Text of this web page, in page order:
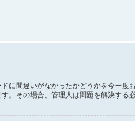
に間違いがなかったかどうかを今一
。その場合、管理人は問題を解決する